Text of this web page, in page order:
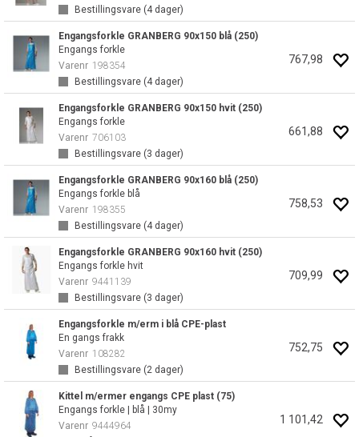
Bestillingsvare (4dager)
Engangsforkle GRANBERG 90x150 blå (250)
Engangs forkle
Varenr 198354
Bestillingsvare (4dager)
767,98
Engangsforkle GRANBERG 90x150 hvit (250)
Engangs forkle
Varenr 706103
Bestillingsvare (3 dager)
661,88
Engangsforkle GRANBERG 90x160 blå (250)
Engangs forkle blå
Varenr 198355
Bestillingsvare (4dager)
758,53
Engangsforkle GRANBERG 90x160 hvit (250)
Engangs forkle hvit
Varenr 9441139
Bestillingsvare (3 dager)
709,99
Engangsforkle m/erm i blå CPE-plast
En gangs frakk
Varenr 108282
Bestillingsvare (2 dager)
752,75
Kittel m/ermer engangs CPE plast (75)
Engangs forkle | blå | 30my
Varenr 9444964
1 101,42